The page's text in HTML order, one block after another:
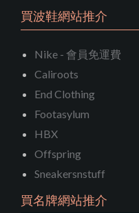
買波鞋網站推介
Nike - 會員免運費
Caliroots
End Clothing
Footasylum
HBX
Offspring
Sneakersnstuff
買名牌網站推介